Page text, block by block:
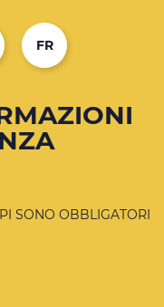
FR
SONO OBBLIGATORI